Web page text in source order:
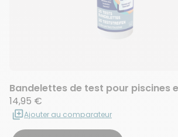
Bandelettes de test pour piscines
14,95 €
Ajouter au comparateur